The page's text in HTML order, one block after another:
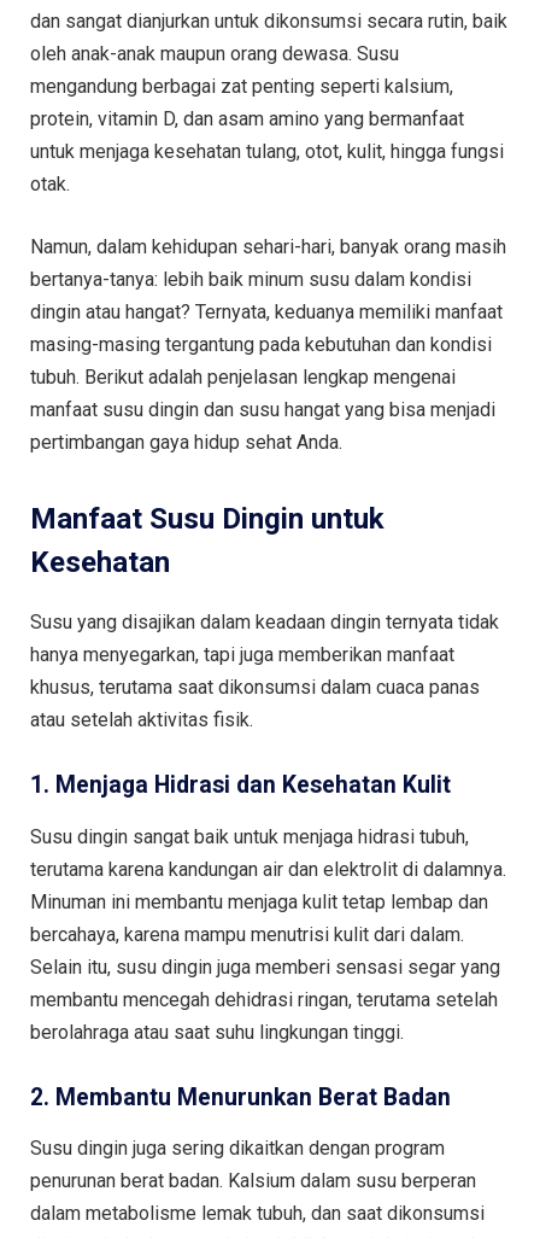
dan sangat dianjurkan untuk dikonsumsi secara rutin, baik
oleh anak-anak maupun orang dewasa. Susu
mengandung berbagai zat penting seperti kalsium,
protein, vitamin D, dan asam amino yang bermanfaat
untuk menjaga kesehatan tulang, otot, kulit, hingga fungsi
otak.
Namun, dalam kehidupan sehari-hari, banyak orang masih
bertanya-tanya: lebih baik minum susu dalam kondisi
dingin atau hangat? Ternyata, keduanya memiliki manfaat
masing-masing tergantung pada kebutuhan dan kondisi
tubuh. Berikut adalah penjelasan lengkap mengenai
manfaat susu dingin dan susu hangat yang bisa menjadi
pertimbangan gaya hidup sehat Anda.
Manfaat Susu Dingin untuk
Kesehatan
Susu yang disajikan dalam keadaan dingin ternyata tidak
hanya menyegarkan, tapi juga memberikan manfaat
khusus, terutama saat dikonsumsi dalam cuaca panas
atau setelah aktivitas fisik.
1. Menjaga Hidrasi dan Kesehatan Kulit
Susu dingin sangat baik untuk menjaga hidrasi tubuh,
terutama karena kandungan air dan elektrolit di dalamnya.
Minuman ini membantu menjaga kulit tetap lembap dan
bercahaya, karena mampu menutrisi kulit dari dalam.
Selain itu, susu dingin juga memberi sensasi segar yang
membantu mencegah dehidrasi ringan, terutama setelah
berolahraga atau saat suhu lingkungan tinggi.
2. Membantu Menurunkan Berat Badan
Susu dingin juga sering dikaitkan dengan program
penurunan berat badan. Kalsium dalam susu berperan
dalam metabolisme lemak tubuh, dan saat dikonsumsi